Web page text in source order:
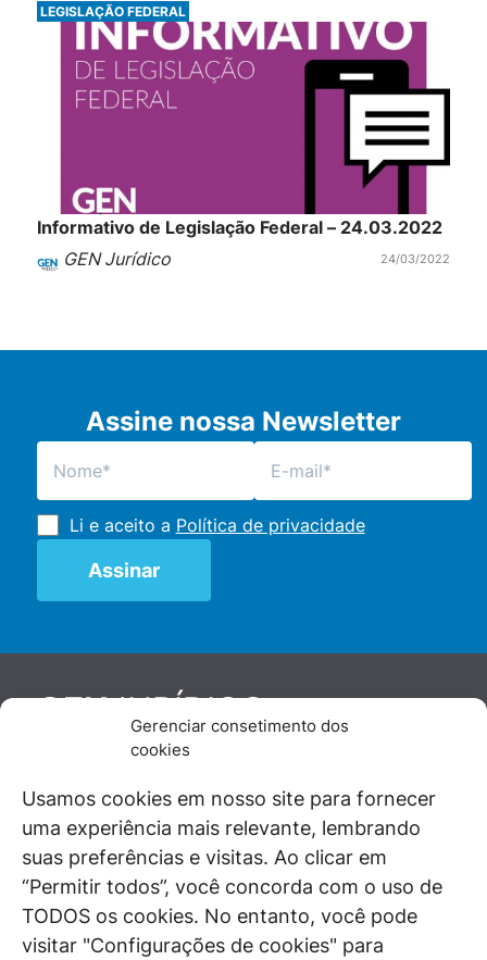
Gerenciar consetimento dos
cookies
Usamos cookies em nosso site para fornecer
uma experiência mais relevante, lembrando
suas preferências e visitas. Ao clicar em
“Permitir todos”, você concorda com o uso de
TODOS os cookies. No entanto, você pode
visitar "Configurações de cookies" para
LEGISLAÇÃO FEDERAL
Informativo de Legislação Federal – 24.03.2022
GEN Jurídico
24/03/2022
Assine nossa Newsletter
Li e aceito a Política de privacidade
GENJURÍDICO
De maneira independente, os autores e
juristas e doutrinadores nacionais, se posicionam
diante de questões relevantes do cotidiano e
universo jurídico.